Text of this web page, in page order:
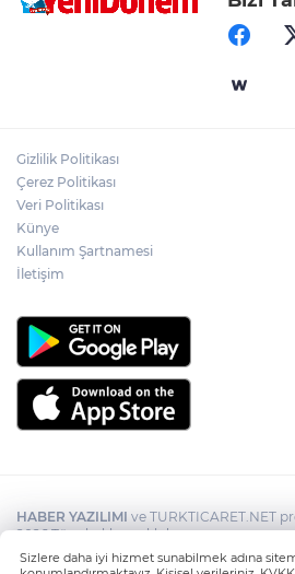
Gizlilik Politikası
Çerez Politikası
Veri Politikası
Künye
Kullanım Şartnamesi
İletişim
HABER YAZILIMI ve TURKTICARET.NET
2026 Tüm hakları saklıdır.
Sizlere daha iyi hizmet sunabilmek adına